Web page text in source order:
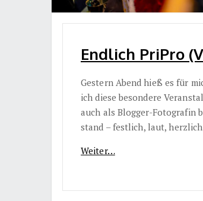
Endlich PriPro
Gestern Abend hieß es für
ich diese besondere
auch als Blogger-Fotografin
stand – festlich, laut,
Weiter…